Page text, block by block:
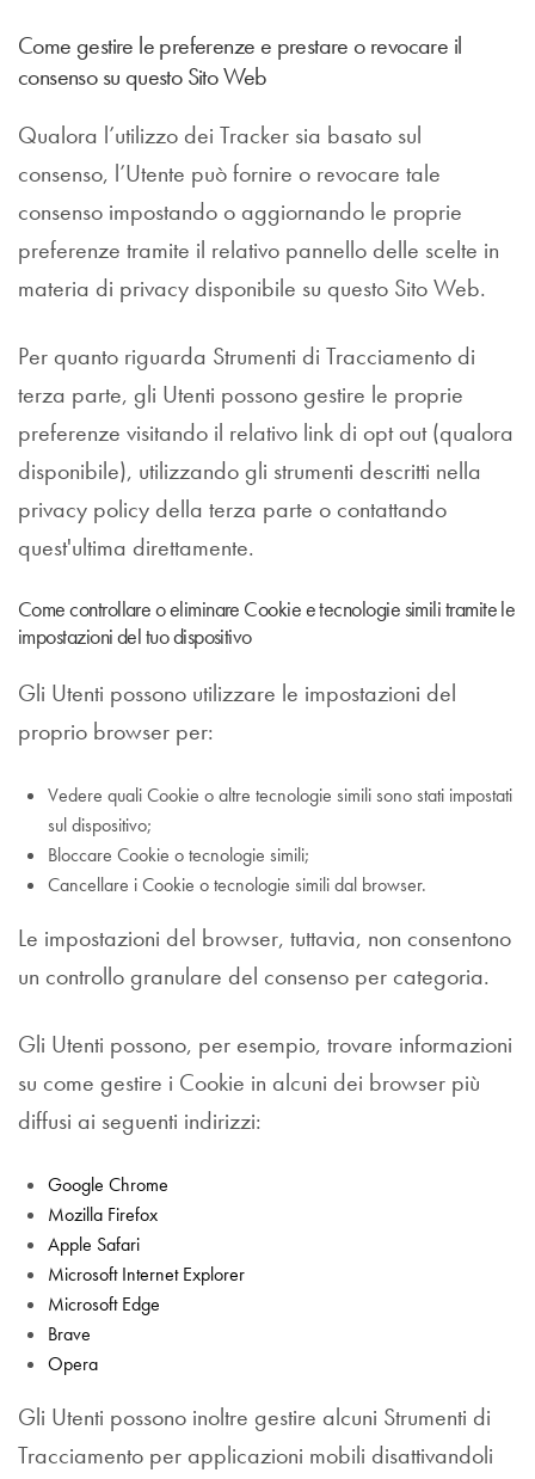
Come gestire le preferenze e prestare o revocare il
consenso su questo Sito Web
Qualora l’utilizzo dei Tracker sia basato sul
consenso, l’Utente può fornire o revocare tale
consenso impostando o aggiornando le proprie
preferenze tramite il relativo pannello delle scelte in
materia di privacy disponibile su questo Sito Web.
Per quanto riguarda Strumenti di Tracciamento di
terza parte, gli Utenti possono gestire le proprie
preferenze visitando il relativo link di opt out (qualora
disponibile), utilizzando gli strumenti descritti nella
privacy policy della terza parte o contattando
quest'ultima direttamente.
Come controllare o eliminare Cookie e tecnologie simili tramite le
impostazioni del tuo dispositivo
Gli Utenti possono utilizzare le impostazioni del
proprio browser per:
Vedere quali Cookie o altre tecnologie simili sono stati impostati
sul dispositivo;
Bloccare Cookie o tecnologie simili;
Cancellare i Cookie o tecnologie simili dal browser.
Le impostazioni del browser, tuttavia, non consentono
un controllo granulare del consenso per categoria.
Gli Utenti possono, per esempio, trovare informazioni
su come gestire i Cookie in alcuni dei browser più
diffusi ai seguenti indirizzi:
Google Chrome
Mozilla Firefox
Apple Safari
Microsoft Internet Explorer
Microsoft Edge
Brave
Opera
Gli Utenti possono inoltre gestire alcuni Strumenti di
Tracciamento per applicazioni mobili disattivandoli